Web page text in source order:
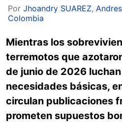
Por Jhoandry SUAREZ,
Colombia
Mientras los
terremotos que
de junio de 2026
necesidades básicas,
circulan publicaciones
prometen supuestos